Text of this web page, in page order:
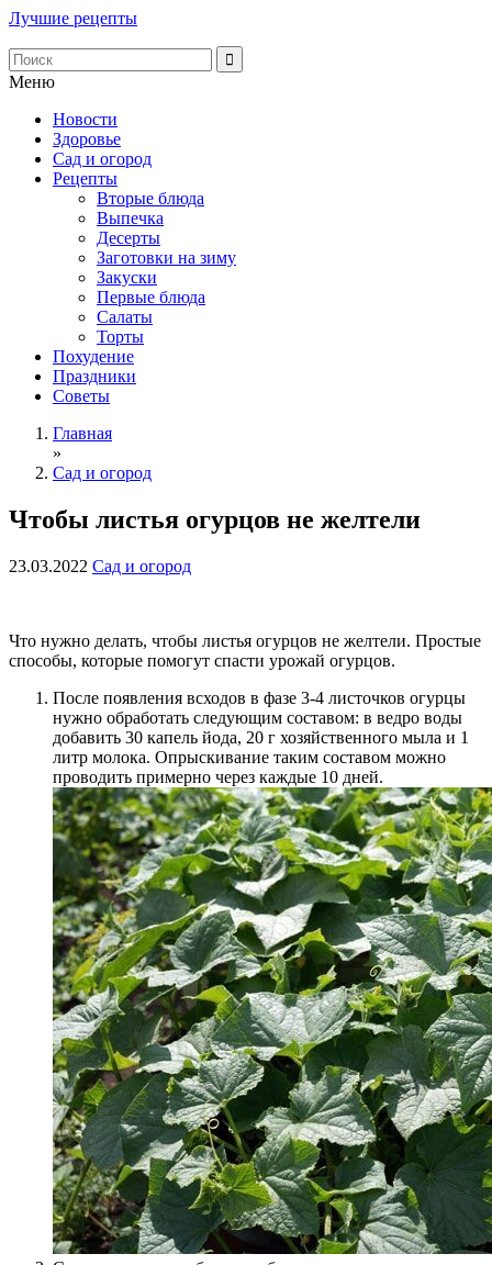
Лучшие рецепты
Меню
Новости
Здоровье
Сад и огород
Рецепты
Вторые блюда
Выпечка
Десерты
Заготовки на зиму
Закуски
Первые блюда
Салаты
Торты
Похудение
Праздники
Советы
Главная
»
Сад и огород
Чтобы листья огурцов не желтели
23.03.2022 Сад и огород
Что нужно делать, чтобы листья огурцов не желтели. Простые
способы, которые помогут спасти урожай огурцов.
После появления всходов в фазе 3-4 листочков огурцы
нужно обработать следующим составом: в ведро воды
добавить 30 капель йода, 20 г хозяйственного мыла и 1
литр молока. Опрыскивание таким составом можно
проводить примерно через каждые 10 дней.